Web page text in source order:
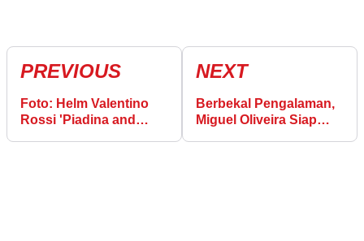
PREVIOUS
Foto: Helm Valentino
Rossi 'Piadina and
NEXT
Berbekal Pengalaman,
Miguel Oliveira Siap